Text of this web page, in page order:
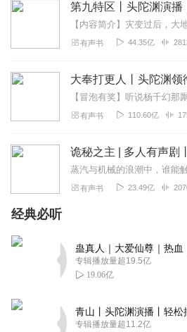
JO阿水
喜欢各种各样的嘉宾分享 了解不
呆叔讲故事
非常好的内容，节省了看纸质书
人越听越喜欢。经典永远值得仔
2023-03-31
苏白墨墨
2022-10-23
纳与言
2024-04-22
有声书 44.35亿
有声书 110.60亿
有声书 23.49亿
经典必听
专辑播放量超19.5亿
19.06亿
专辑播放量超11.2亿